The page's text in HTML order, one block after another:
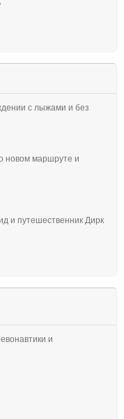
с лыжами и без
новом маршруте и
и путешественник Дирк
и